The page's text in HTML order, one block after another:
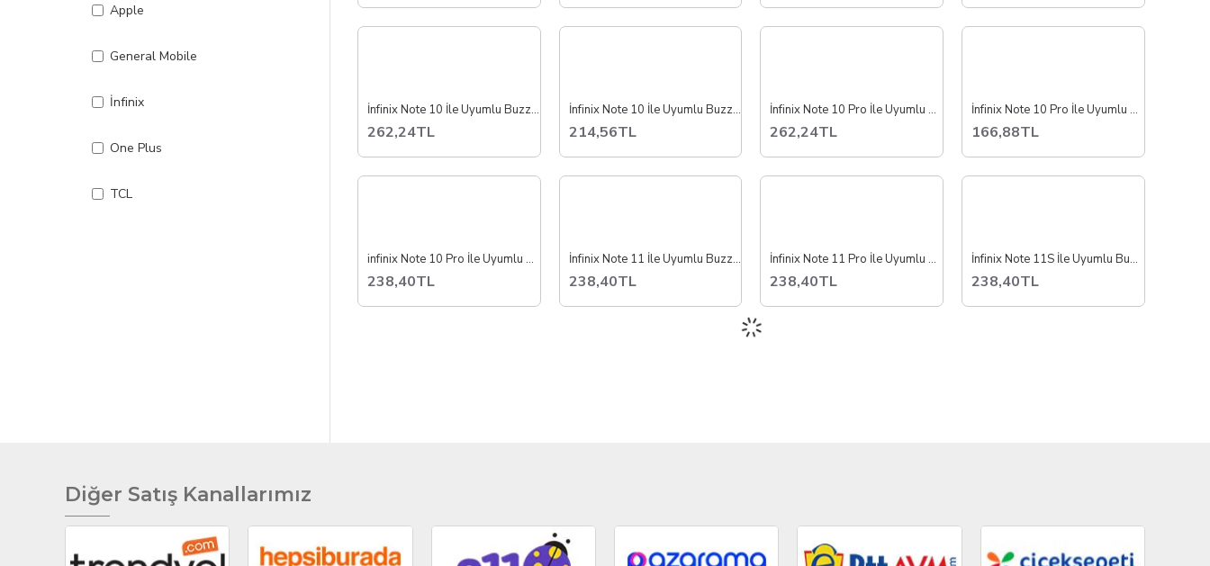
Apple
General Mobile
İnfinix
One Plus
TCL
İnfinix Note 10 İle Uyumlu Buzzer Hoparlör Dış Ses Full X693
262,24TL
İnfinix Note 10 İle Uyumlu Buzzer Hoparlör Dış Ses Tekli X693
214,56TL
İnfinix Note 10 Pro İle Uyumlu Buzzer Hoparlör Dış Ses Full X695
262,24TL
İnfinix Note 10 Pro İle Uyumlu Buzzer Hoparlör Dış Ses Tekli X695
166,88TL
infinix Note 10 Pro İle Uyumlu Buzzer Hoparlör Dış Ses x695
238,40TL
İnfinix Note 11 İle Uyumlu Buzzer Hoparlör Dış Ses X663
238,40TL
İnfinix Note 11 Pro İle Uyumlu Buzzer Hoparlör Dış Ses X697
238,40TL
İnfinix Note 11S İle Uyumlu Buzzer Hoparlör Dış Ses X698
238,40TL
Diğer Satış Kanallarımız